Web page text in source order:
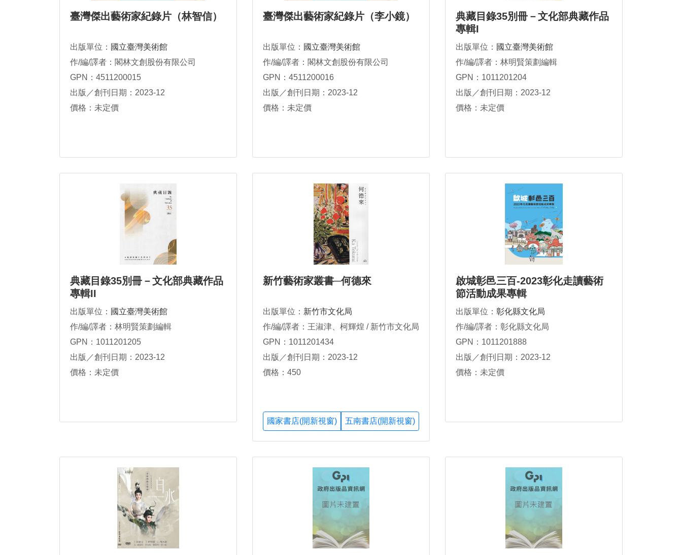
臺灣傑出藝術家紀錄片（林智信）
出版單位： 國立臺灣美術館
作/編/譯者：閣林文創股份有限公司
GPN：4511200015
出版／創刊日期：2023-12
價格：未定價
臺灣傑出藝術家紀錄片（李小鏡）
出版單位： 國立臺灣美術館
作/編/譯者：閣林文創股份有限公司
GPN：4511200016
出版／創刊日期：2023-12
價格：未定價
典藏目錄35別冊－文化部典藏作品
專輯I
出版單位： 國立臺灣美術館
作/編/譯者：林明賢策劃編輯
GPN：1011201204
出版／創刊日期：2023-12
價格：未定價
典藏目錄35別冊－文化部典藏作品
專輯II
出版單位： 國立臺灣美術館
作/編/譯者：林明賢策劃編輯
GPN：1011201205
出版／創刊日期：2023-12
價格：未定價
新竹藝術家叢書─何德來
出版單位： 新竹市文化局
作/編/譯者：王淑津、柯輝煌 / 新竹市文化局
GPN：1011201434
出版／創刊日期：2023-12
價格：450
國家書店(開新視窗) 五南書店(開新視窗)
啟城彰邑三百-2023彰化走讀藝術
節活動成果專輯
出版單位： 彰化縣文化局
作/編/譯者：彰化縣文化局
GPN：1011201888
出版／創刊日期：2023-12
價格：未定價